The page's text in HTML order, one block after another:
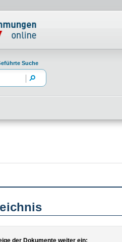
Suche
der Dokumente weiter ein: